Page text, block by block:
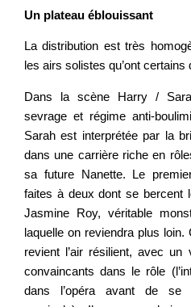
Un plateau éblouissant
La distribution est très
les airs solistes qu’ont certains
Dans la scène Harry /
sevrage et régime anti-
Sarah est interprétée par la
dans une carrière riche en
sa future Nanette. Le
faites à deux dont se bercent
Jasmine Roy, véritable
laquelle on reviendra plus loin.
revient l’air résilient, avec
convaincants dans le rôle
dans l’opéra avant de se